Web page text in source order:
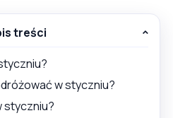
treści
w styczniu?
styczniu?